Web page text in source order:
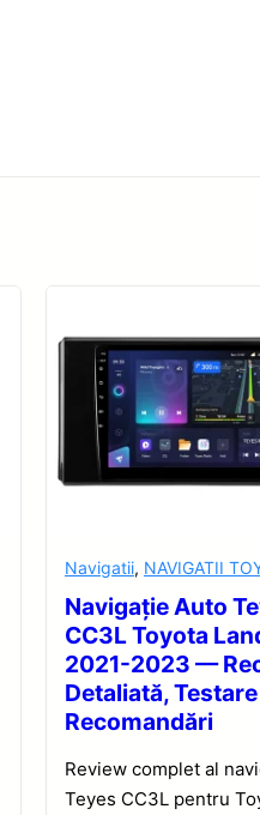
Navigatii, NAVIGATII
Navigație Auto
CC3L Toyota
2021-2023 —
Detaliată, Testare
Recomandări
Review complet al
Teyes CC3L pentru